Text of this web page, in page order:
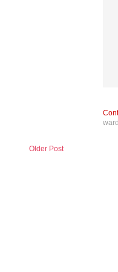
Older Post